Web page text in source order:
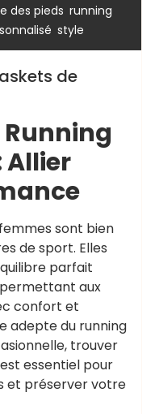
des pieds running
style
de
Running
Allier
sont bien
de sport. Elles
parfait
aux
confort et
adepte du running
trouver
essentiel pour
et préserver votre